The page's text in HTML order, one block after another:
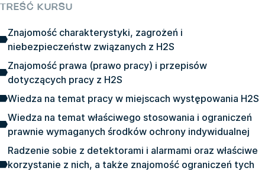
TREŚĆ KURSU
Znajomość charakterystyki, zagrożeń i
niebezpieczeństw związanych z H2S
Znajomość prawa (prawo pracy) i przepisów
dotyczących pracy z H2S
Wiedza na temat pracy w miejscach występowania H2S
Wiedza na temat właściwego stosowania i ograniczeń
prawnie wymaganych środków ochrony indywidualnej
Radzenie sobie z detektorami i alarmami oraz właściwe
korzystanie z nich, a także znajomość ograniczeń tych